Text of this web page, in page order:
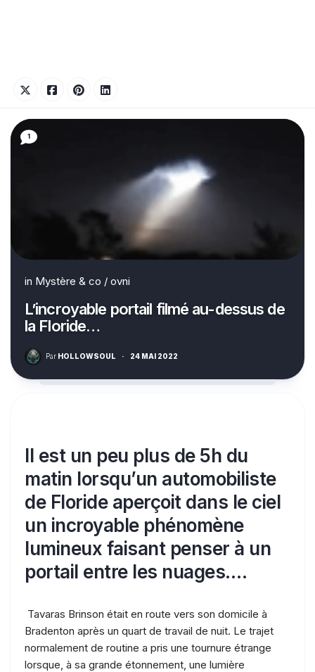
1
in Mystère & co / ovni
L’incroyable portail filmé au-dessus de
la Floride…
Par HOLLOWSOUL · 24 MAI 2022
Il est un peu plus de 5h du
matin lorsqu’un automobiliste
de Floride aperçoit dans le ciel
un incroyable phénomène
lumineux faisant penser à un
portail entre les nuages….
Tavaras Brinson était en route vers son domicile à
Bradenton après un quart de travail de nuit. Le trajet
normalement de routine a pris une tournure étrange
lorsque, à sa grande étonnement, une lumière